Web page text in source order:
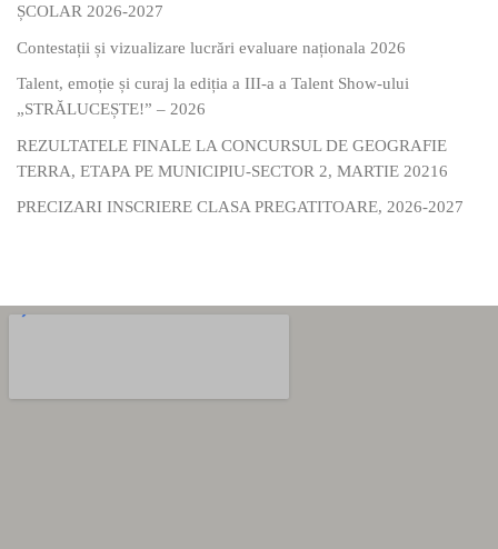
ȘCOLAR 2026-2027
Contestații și vizualizare lucrări evaluare naționala 2026
Talent, emoție și curaj la ediția a III-a a Talent Show-ului
„STRĂLUCEȘTE!” – 2026
REZULTATELE FINALE LA CONCURSUL DE GEOGRAFIE
TERRA, ETAPA PE MUNICIPIU-SECTOR 2, MARTIE 20216
PRECIZARI INSCRIERE CLASA PREGATITOARE, 2026-2027